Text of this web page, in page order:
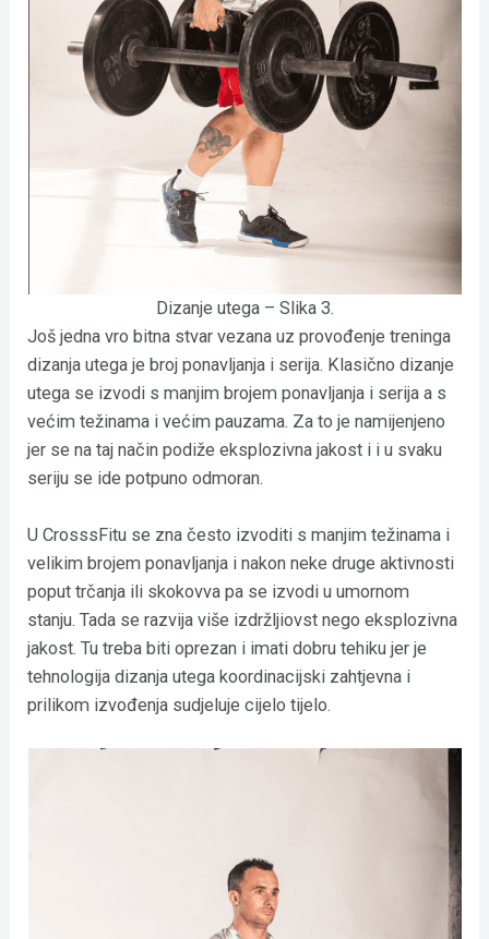
Dizanje utega – Slika 3.
Još jedna vro bitna stvar vezana uz provođenje treninga
dizanja utega je broj ponavljanja i serija. Klasično dizanje
utega se izvodi s manjim brojem ponavljanja i serija a s
većim težinama i većim pauzama. Za to je namijenjeno
jer se na taj način podiže eksplozivna jakost i i u svaku
seriju se ide potpuno odmoran.
U CrosssFitu se zna često izvoditi s manjim težinama i
velikim brojem ponavljanja i nakon neke druge aktivnosti
poput trčanja ili skokovva pa se izvodi u umornom
stanju. Tada se razvija više izdržljiovst nego eksplozivna
jakost. Tu treba biti oprezan i imati dobru tehiku jer je
tehnologija dizanja utega koordinacijski zahtjevna i
prilikom izvođenja sudjeluje cijelo tijelo.